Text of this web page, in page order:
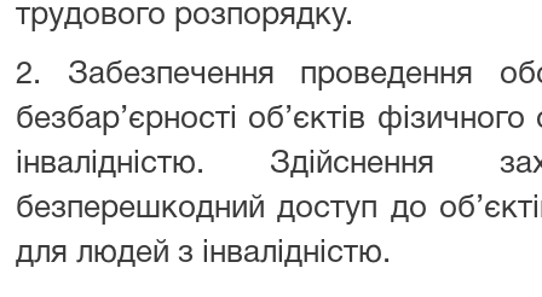
трудового розпорядку.
2. Забезпечення проведення
безбар’єрності об’єктів
інвалідністю. Здійснення
безперешкодний доступ до
для людей з інвалідністю.